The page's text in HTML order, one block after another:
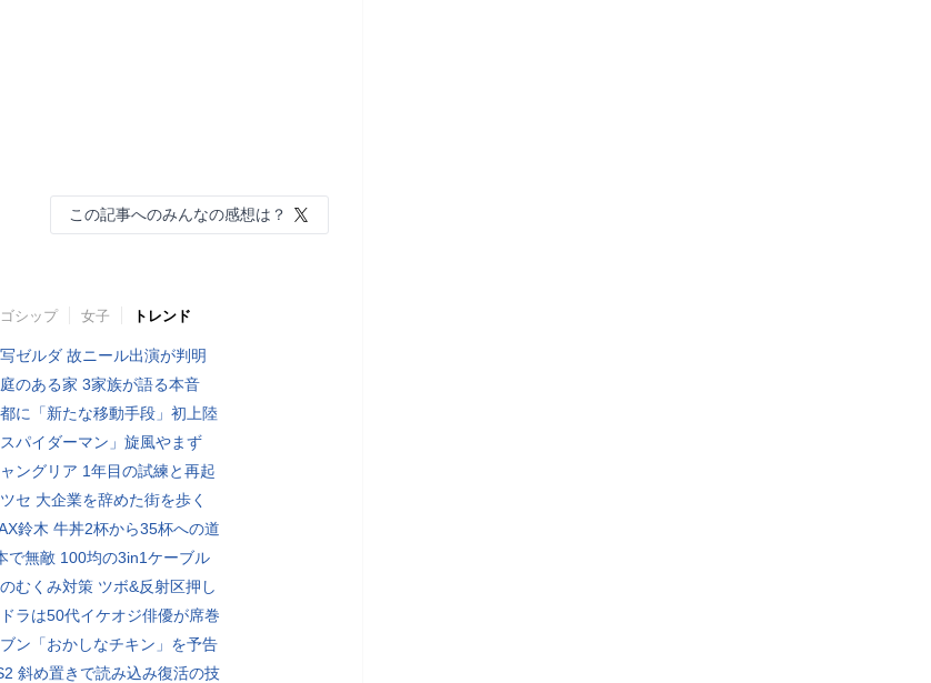
この記事へのみんなの感想は？
ゴシップ 女子 トレンド
ゼルダ 故ニール出演が判明
のある家 3家族が語る本音
に「新たな移動手段」初上陸
スパイダーマン」旋風やまず
ングリア 1年目の試練と再起
セ 大企業を辞めた街を歩く
鈴木 牛丼2杯から35杯への道
で無敵 100均の3in1ケーブル
むくみ対策 ツボ&反射区押し
ラは50代イケオジ俳優が席巻
ン「おかしなチキン」を予告
斜め置きで読み込み復活の技